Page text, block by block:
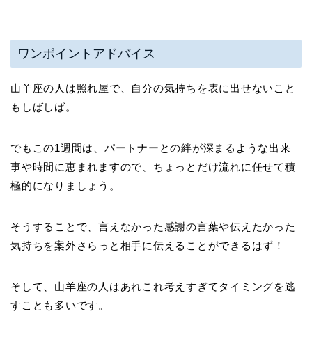
ワンポイントアドバイス
山羊座の人は照れ屋で、自分の気持ちを表に出せないこと
もしばしば。
でもこの1週間は、パートナーとの絆が深まるような出来
事や時間に恵まれますので、ちょっとだけ流れに任せて積
極的になりましょう。
そうすることで、言えなかった感謝の言葉や伝えたかった
気持ちを案外さらっと相手に伝えることができるはず！
そして、山羊座の人はあれこれ考えすぎてタイミングを逃
すことも多いです。